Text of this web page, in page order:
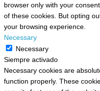
browser only with your
of these cookies. But opting
your browsing experience.
Necessary
Necessary
Siempre activado
Necessary cookies are
function properly. These